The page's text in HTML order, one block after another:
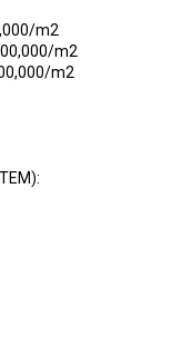
m2
m2
m2